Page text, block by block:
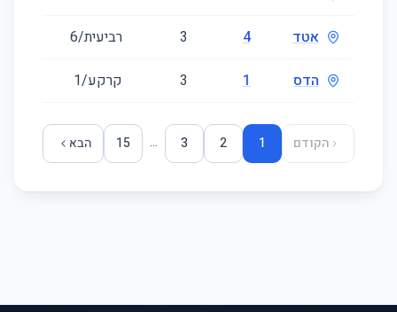
אטד 4
3 רביעית/6
הדס 1
3 קרקע/1
הקודם 1
2
3
...
15 הבא